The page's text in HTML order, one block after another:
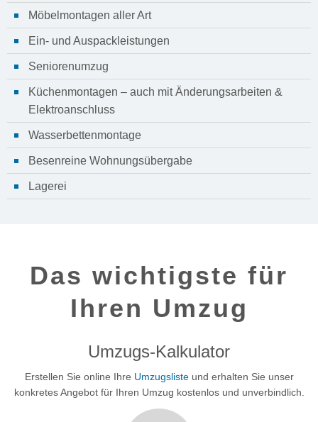
Möbelmontagen aller Art
Ein- und Auspackleistungen
Seniorenumzug
Küchenmontagen – auch mit Änderungsarbeiten &
Elektroanschluss
Wasserbettenmontage
Besenreine Wohnungsübergabe
Lagerei
Das wichtigste für
Ihren Umzug
Umzugs-Kalkulator
Erstellen Sie online Ihre Umzugslisteund erhalten Sie unser
konkretes Angebot für Ihren Umzug kostenlos und unverbindlich.